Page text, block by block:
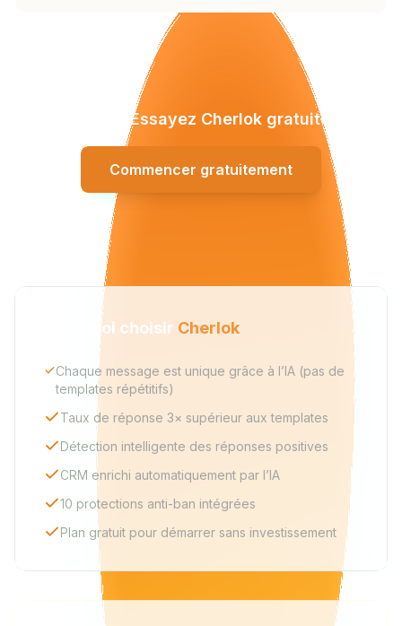
Convaincu ? Essayez Cherlok gratuitement.
Commencer gratuitement
Pourquoi choisir Cherlok
Chaque message est unique grâce à l’IA (pas de
templates répétitifs)
Taux de réponse 3× supérieur aux templates
Détection intelligente des réponses positives
CRM enrichi automatiquement par l’IA
10 protections anti-ban intégrées
Plan gratuit pour démarrer sans investissement